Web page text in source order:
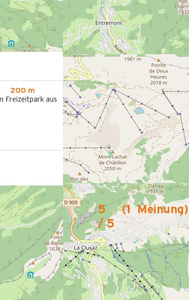
200 m
Freizeitpark aus
5
/ 5
(1 Meinung)
de vie est bien adapté à la vie d une famille